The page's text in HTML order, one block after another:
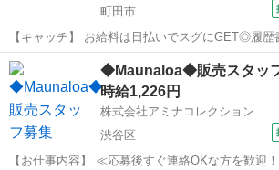
町田市
【キャッチ】 お給料は日払いでスグにGET◎履歴
OK！「電子製品の営業アシスタント/配送」高時
辺！20代～40代のスタッフが多数活躍中★ 【コメント】 製造のお仕
事をお探しの方必見！...
東京
◆Maunaloa◆販売スタッ
時給1,226円
株式会社アミナコレクション
渋谷区
【お仕事内容】 ≪応募後すぐ連絡OKな方を歓迎！